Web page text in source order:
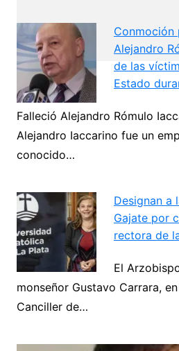
Conmoción
Alejandro
de las
Estado
Falleció Alejandro Rómulo
Alejandro Iaccarino fue un
conocido…
Designan a
Gajate por
rectora de
El
monseñor Gustavo Carrara,
Canciller de…
Navegación
de
entradas